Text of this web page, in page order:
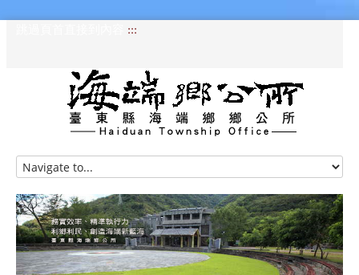
:::
HOME
訊息專區
認識海端